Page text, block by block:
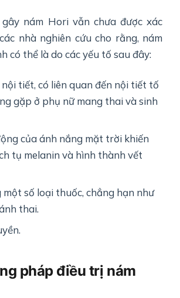
nám Hori vẫn chưa được xác
nhà nghiên cứu cho rằng, nám
có thể là do các yếu tố sau đây:
nội tiết, có liên quan đến nội tiết tố
gặp ở phụ nữ mang thai và sinh
của ánh nắng mặt trời khiến
tụ melanin và hình thành vết
một số loại thuốc, chẳng hạn như
thai.
pháp điều trị nám